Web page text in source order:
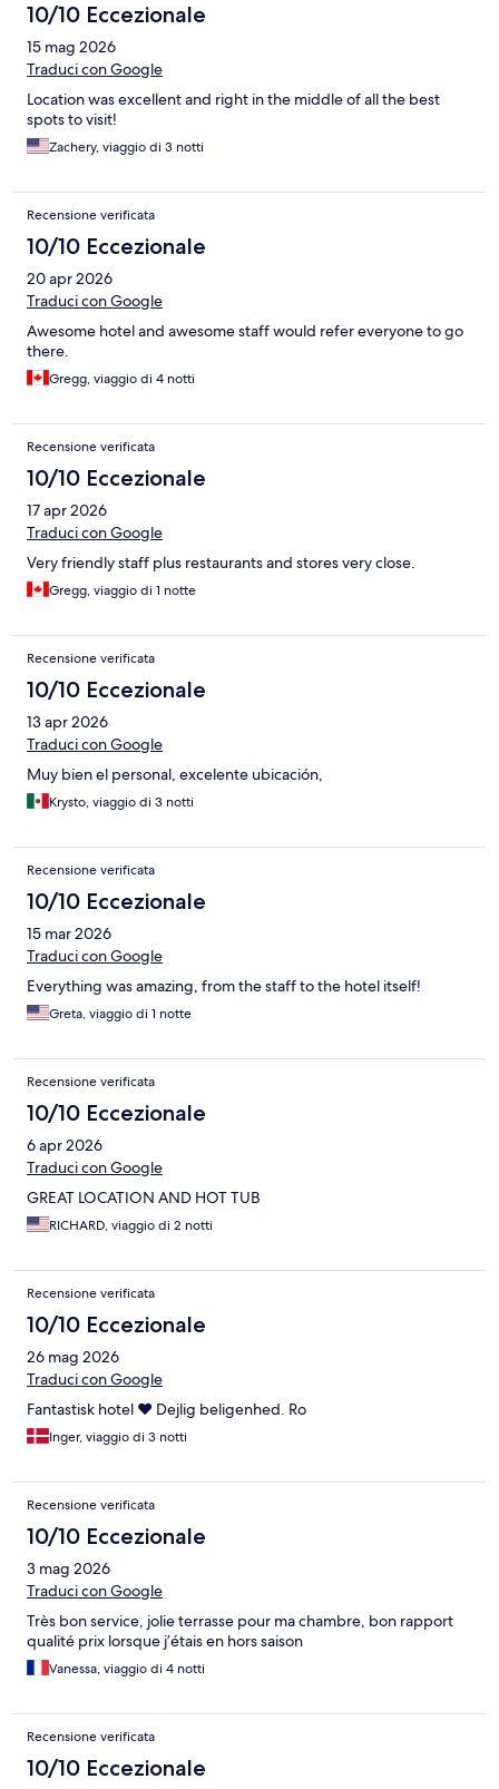
10/10 Eccezionale
15 mag 2026
Traduci con Google
Location was excellent and right in the middle of all the best
spots to visit!
Zachery, viaggio di 3 notti
Recensione verificata
10/10 Eccezionale
20 apr 2026
Traduci con Google
Awesome hotel and awesome staff would refer everyone to go
there.
Gregg, viaggio di 4 notti
Recensione verificata
10/10 Eccezionale
17 apr 2026
Traduci con Google
Very friendly staff plus restaurants and stores very close.
Gregg, viaggio di 1 notte
Recensione verificata
10/10 Eccezionale
13 apr 2026
Traduci con Google
Muy bien el personal, excelente ubicación,
Krysto, viaggio di 3 notti
Recensione verificata
10/10 Eccezionale
15 mar 2026
Traduci con Google
Everything was amazing, from the staff to the hotel itself!
Greta, viaggio di 1 notte
Recensione verificata
10/10 Eccezionale
6 apr 2026
Traduci con Google
GREAT LOCATION AND HOT TUB
RICHARD, viaggio di 2 notti
Recensione verificata
10/10 Eccezionale
26 mag 2026
Traduci con Google
Fantastisk hotel ❤️ Dejlig beligenhed. Ro
Inger, viaggio di 3 notti
Recensione verificata
10/10 Eccezionale
3 mag 2026
Traduci con Google
Très bon service, jolie terrasse pour ma chambre, bon rapport
qualité prix lorsque j’étais en hors saison
Vanessa, viaggio di 4 notti
Recensione verificata
10/10 Eccezionale